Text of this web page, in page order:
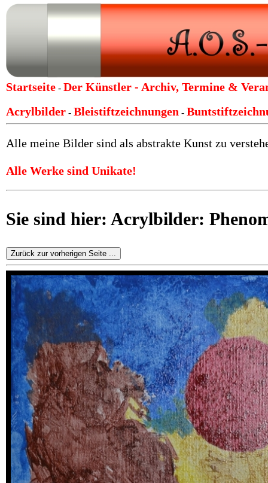
Startseite - Der Künstler - Archiv, Termine &
Acrylbilder - Bleistiftzeichnungen -
Alle meine Bilder sind als abstrakte Kunst zu
Alle Werke sind Unikate!
Sie sind hier: Acrylbilder:
Zurück zur vorherigen Seite ...